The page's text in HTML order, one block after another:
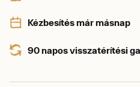
Kézbesítés már másnap
90 napos visszatérítési